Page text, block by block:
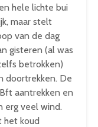
hele lichte bui
maar stelt
van de dag
gisteren (al was
betrokken)
doortrekken. De
aantrekken en
erg veel wind.
het koud